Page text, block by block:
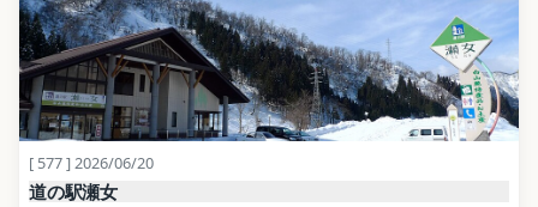
[ 577 ] 2026/06/20
道の駅瀬女